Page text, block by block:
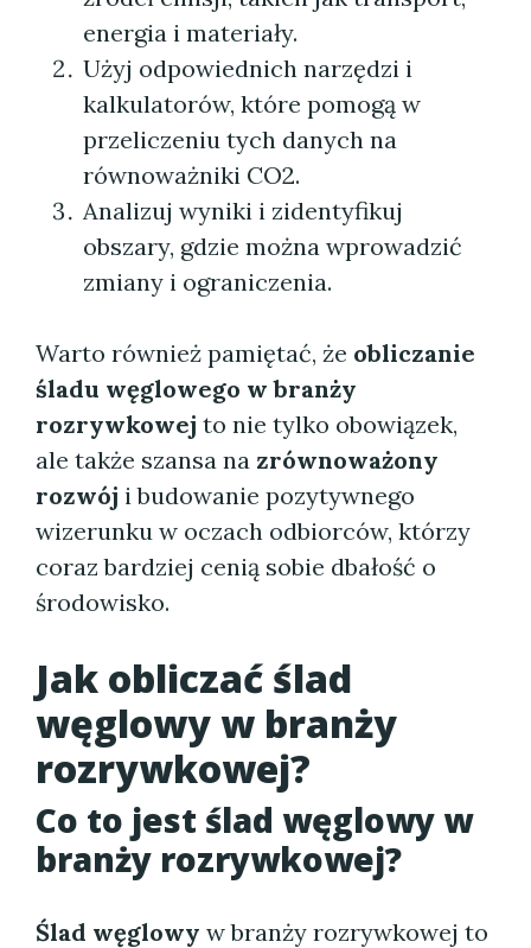
energia i materiały.
Użyj odpowiednich narzędzi i
kalkulatorów, które pomogą w
przeliczeniu tych danych na
równoważniki CO2.
Analizuj wyniki i zidentyfikuj
obszary, gdzie można wprowadzić
zmiany i ograniczenia.
Warto również pamiętać, że obliczanie
śladu węglowego w branży
rozrywkowej to nie tylko obowiązek,
ale także szansa na zrównoważony
rozwój i budowanie pozytywnego
wizerunku w oczach odbiorców, którzy
coraz bardziej cenią sobie dbałość o
środowisko.
Jak obliczać ślad
węglowy w branży
rozrywkowej?
Co to jest ślad węglowy w
branży rozrywkowej?
Ślad węglowy w branży rozrywkowej to